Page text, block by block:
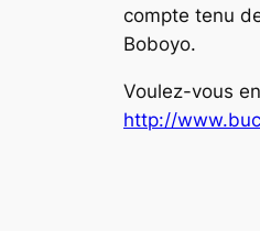
compte tenu
Boboyo.
Voulez-vous
http://